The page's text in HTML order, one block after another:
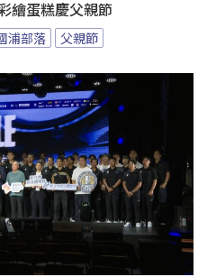
繪蛋糕慶父親節
浦部落 父親節